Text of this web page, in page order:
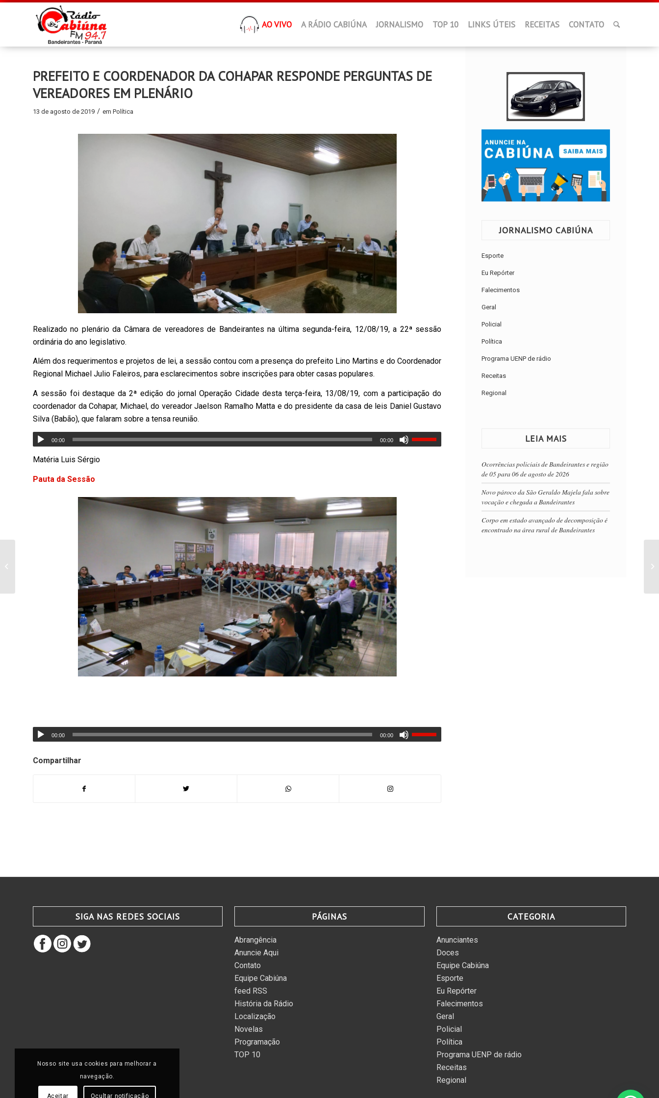
AO VIVO A RÁDIO CABIÚNA JORNALISMO TOP 10 LINKS ÚTEIS RECEITAS CONTATO
PREFEITO E COORDENADOR DA COHAPAR RESPONDE PERGUNTAS DE
VEREADORES EM PLENÁRIO
13 de agosto de 2019 / em Política
Realizado no plenário da Câmara de vereadores de Bandeirantes na última segunda-feira, 12/08/19, a 22ª sessão
ordinária do ano legislativo.
Além dos requerimentos e projetos de lei, a sessão contou com a presença do prefeito Lino Martins e do Coordenador
Regional Michael Julio Faleiros, para esclarecimentos sobre inscrições para obter casas populares.
A sessão foi destaque da 2ª edição do jornal Operação Cidade desta terça-feira, 13/08/19, com a participação do
coordenador da Cohapar, Michael, do vereador Jaelson Ramalho Matta e do presidente da casa de leis Daniel Gustavo
Silva (Babão), que falaram sobre a tensa reunião.
00:00 00:00
Matéria Luis Sérgio
Pauta da Sessão
00:00 00:00
Compartilhar
JORNALISMO CABIÚNA
Esporte
Eu Repórter
Falecimentos
Geral
Policial
Política
Programa UENP de rádio
Receitas
Regional
LEIA MAIS
Ocorrências policiais de Bandeirantes e região
de 05 para 06 de agosto de 2026
Novo pároco da São Geraldo Majela fala sobre
vocação e chegada a Bandeirantes
Corpo em estado avançado de decomposição é
encontrado na área rural de Bandeirantes
SIGA NAS REDES SOCIAIS PÁGINAS
Abrangência
Anuncie Aqui
Contato
Equipe Cabiúna
feed RSS
História da Rádio
Localização
Novelas
Programação
TOP 10
CATEGORIA
Anunciantes
Doces
Equipe Cabiúna
Esporte
Eu Repórter
Falecimentos
Geral
Policial
Política
Programa UENP de rádio
Receitas
Regional
melhoria da iluminação
Nosso site usa cookies para melhorar a
navegação.
Aceitar Ocultar notificação